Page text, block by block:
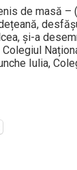
de masă
și-a
Iulia,